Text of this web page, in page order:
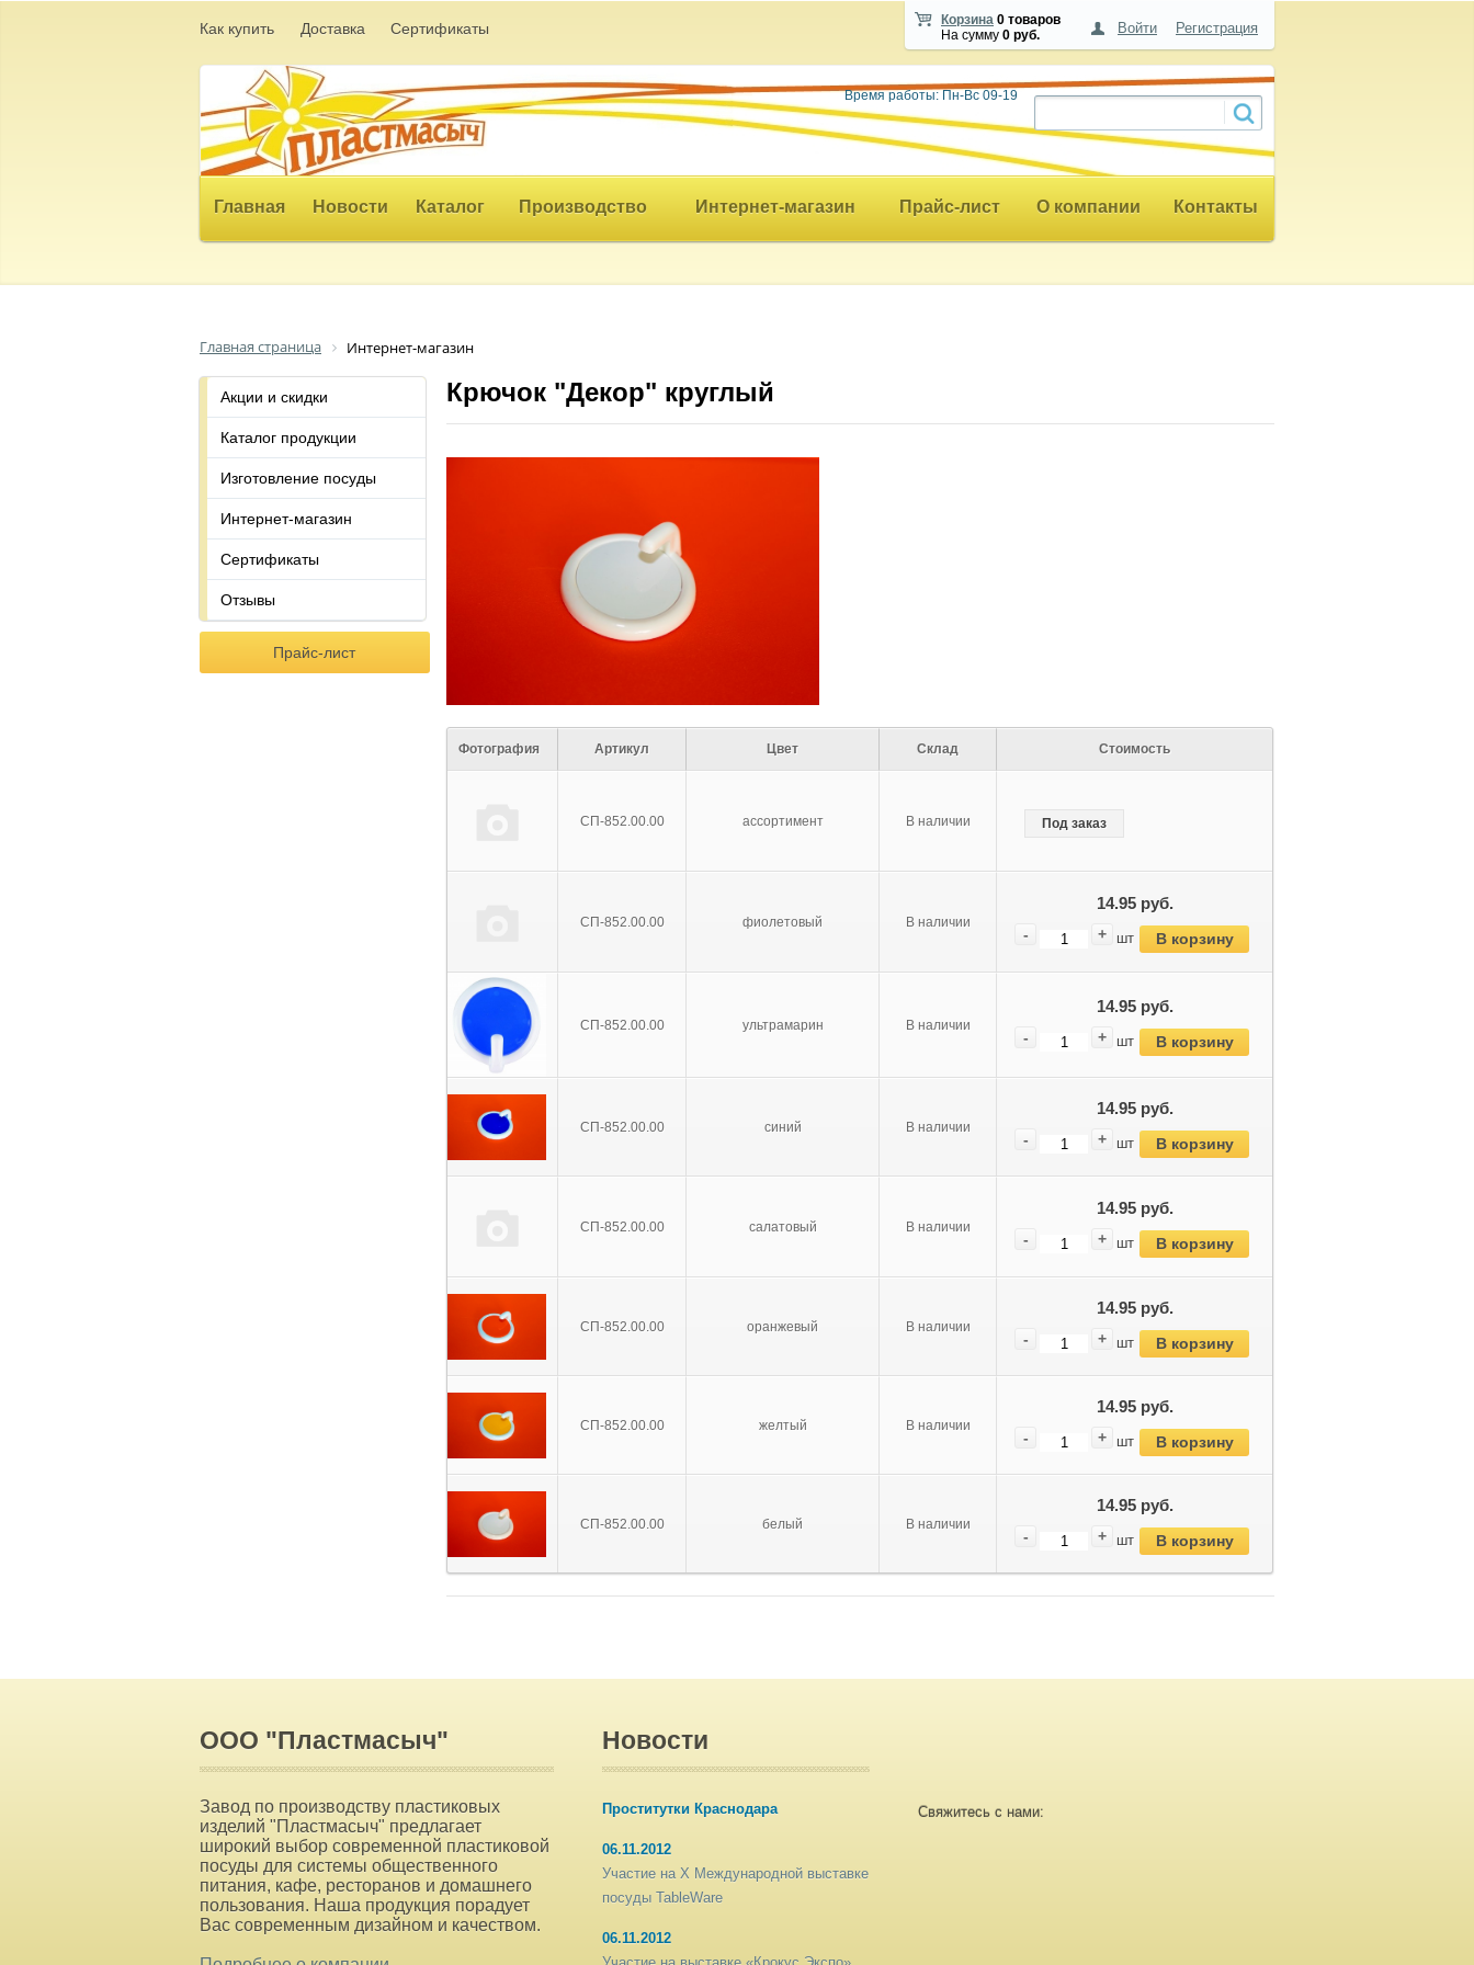
Корзина 0 товаров
На сумму 0 руб. Войти Регистрация
Как купить Доставка Сертификаты
Время работы: Пн-Вс 09-19
Главная Новости Каталог Производство Интернет-магазин Прайс-лист О компании Контакты
Главная страница Интернет-магазин
Крючок "Декор" круглый
Фотография Артикул Цвет Склад Стоимость
СП-852.00.00 ассортимент В наличии Под заказ
СП-852.00.00 фиолетовый В наличии
14.95 руб.
- + шт В корзину
СП-852.00.00 ультрамарин В наличии
14.95 руб.
- + шт В корзину
СП-852.00.00 синий В наличии
14.95 руб.
- + шт В корзину
СП-852.00.00 салатовый В наличии
14.95 руб.
- + шт В корзину
СП-852.00.00 оранжевый В наличии
14.95 руб.
- + шт В корзину
СП-852.00.00 желтый В наличии
14.95 руб.
- + шт В корзину
СП-852.00.00 белый В наличии
14.95 руб.
- + шт В корзину
Акции и скидки
Каталог продукции
Изготовление посуды
Интернет-магазин
Сертификаты
Отзывы
Прайс-лист
ООО "Пластмасыч"
Завод по производству пластиковых
изделий "Пластмасыч" предлагает
широкий выбор современной пластиковой
посуды для системы общественного
питания, кафе, ресторанов и домашнего
пользования. Наша продукция порадует
Вас современным дизайном и качеством.
Новости
Проститутки Краснодара
06.11.2012
Участие на X Международной выставке
посуды TableWare
06.11.2012
Свяжитесь с нами: